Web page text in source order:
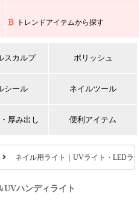
トレンドアイテムから探す
スカルプ ポリッシュ
シール ネイルツール
厚み出し 便利アイテム
ネイル用ライト｜UVライト・LEDラ
ハンディライト